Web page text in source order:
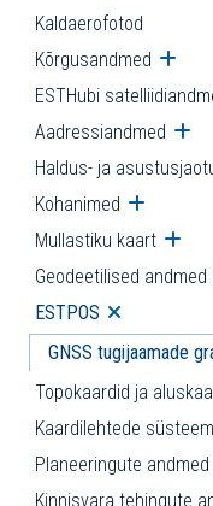
Kaldaerofotod
Kõrgusandmed Ava
ESTHubi
Aadressiandmed
Haldus- ja
Kohanimed Ava
Mullastiku kaart Ava
Geodeetilised andmed
ESTPOS Ava
GNSS tugijaamade
Topokaardid ja
Kaardilehtede
Planeeringute andmed
Kinnisvara tehingute